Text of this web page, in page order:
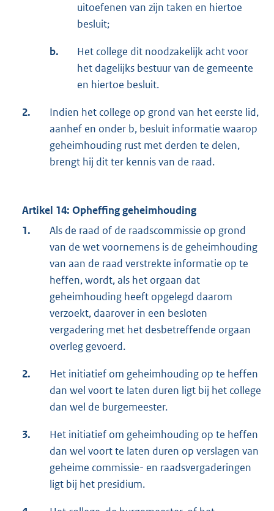
uitoefenen van zijn taken en hiertoe
besluit;
b.
Het college dit noodzakelijk acht voor
het dagelijks bestuur van de gemeente
en hiertoe besluit.
2.
Indien het college op grond van het eerste lid,
aanhef en onder b, besluit informatie waarop
geheimhouding rust met derden te delen,
brengt hij dit ter kennis van de raad.
Artikel 14: Opheffing geheimhouding
1.
Als de raad of de raadscommissie op grond
van de wet voornemens is de geheimhouding
van aan de raad verstrekte informatie op te
heffen, wordt, als het orgaan dat
geheimhouding heeft opgelegd daarom
verzoekt, daarover in een besloten
vergadering met het desbetreffende orgaan
overleg gevoerd.
2.
Het initiatief om geheimhouding op te heffen
dan wel voort te laten duren ligt bij het college
dan wel de burgemeester.
3.
Het initiatief om geheimhouding op te heffen
dan wel voort te laten duren op verslagen van
geheime commissie- en raadsvergaderingen
ligt bij het presidium.